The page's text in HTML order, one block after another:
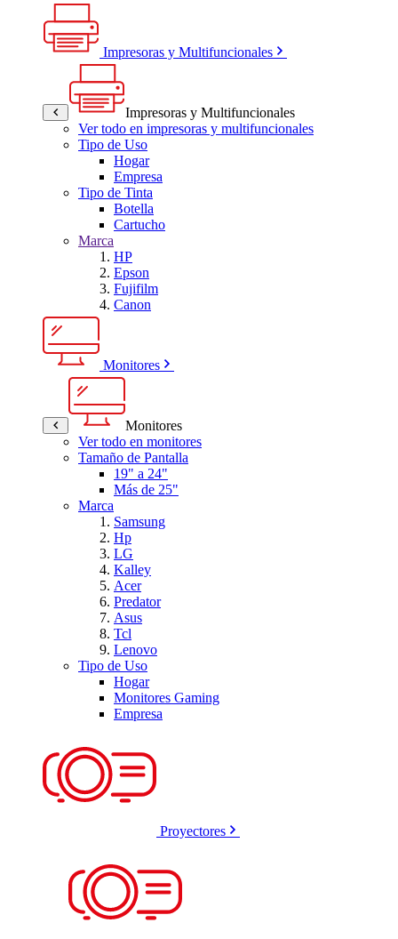
Impresoras y Multifuncionales
Impresoras y Multifuncionales
Ver todo en impresoras y multifuncionales
Tipo de Uso
Hogar
Empresa
Tipo de Tinta
Botella
Cartucho
Marca
HP
Epson
Fujifilm
Canon
Monitores
Monitores
Ver todo en monitores
Tamaño de Pantalla
19" a 24"
Más de 25"
Marca
Samsung
Hp
LG
Kalley
Acer
Predator
Asus
Tcl
Lenovo
Tipo de Uso
Hogar
Monitores Gaming
Empresa
Proyectores